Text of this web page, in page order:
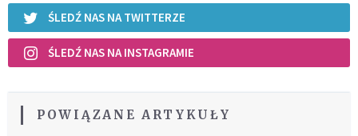
ŚLEDŹ NAS NA TWITTERZE
ŚLEDŹ NAS NA INSTAGRAMIE
POWIĄZANE ARTYKUŁY